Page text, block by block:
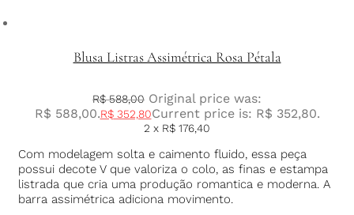
Blusa Listras Assimétrica Rosa Pétala
R$588,00 Original price was:
R$ 588,00.R$352,80Current price is: R$ 352,80.
2 x R$ 176,40
Com modelagem solta e caimento fluido, essa peça
possui decote V que valoriza o colo, as finas e estampa
listrada que cria uma produção romantica e moderna. A
barra assimétrica adiciona movimento.